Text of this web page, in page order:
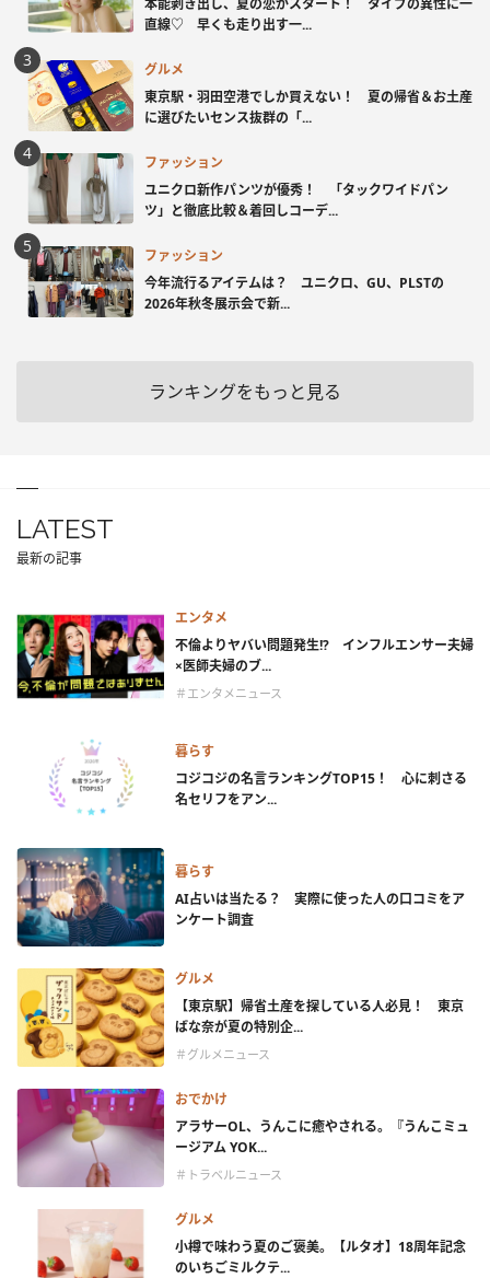
本能剥き出し、夏の恋がスタート！ タイプの異性に一
直線♡ 早くも走り出す一...
グルメ
東京駅・羽田空港でしか買えない！ 夏の帰省＆お土産
に選びたいセンス抜群の「...
ファッション
ユニクロ新作パンツが優秀！ 「タックワイドパン
ツ」と徹底比較＆着回しコーデ...
ファッション
今年流行るアイテムは？ ユニクロ、GU、PLSTの
2026年秋冬展示会で新...
ランキングをもっと見る
LATEST
最新の記事
エンタメ
不倫よりヤバい問題発生!? インフルエンサー夫婦
×医師夫婦のブ...
＃エンタメニュース
暮らす
コジコジの名言ランキングTOP15！ 心に刺さる
名セリフをアン...
暮らす
AI占いは当たる？ 実際に使った人の口コミをア
ンケート調査
グルメ
【東京駅】帰省土産を探している人必見！ 東京
ばな奈が夏の特別企...
＃グルメニュース
おでかけ
アラサーOL、うんこに癒やされる。『うんこミュ
ージアム YOK...
＃トラベルニュース
グルメ
小樽で味わう夏のご褒美。【ルタオ】18周年記念
のいちごミルクテ...